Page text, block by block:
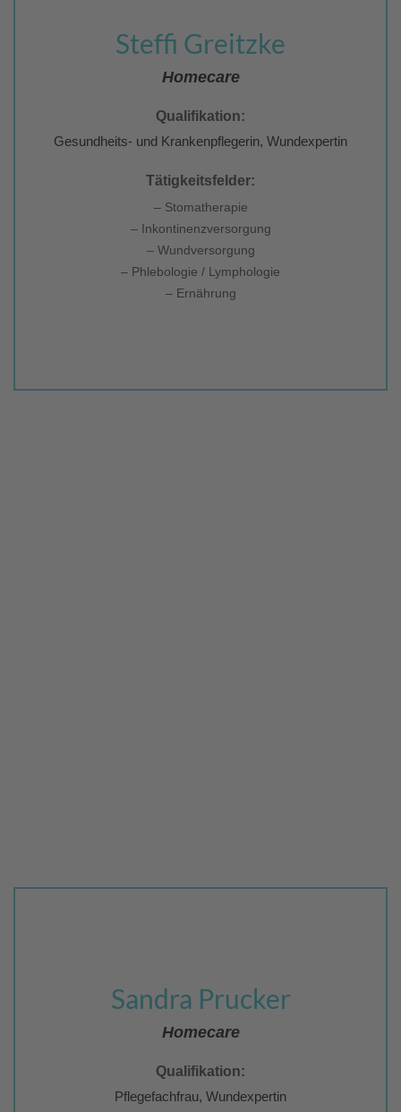
Steffi Greitzke
Homecare
Qualifikation:
Gesundheits- und Krankenpflegerin, Wundexpertin
Tätigkeitsfelder:
– Stomatherapie
– Inkontinenzversorgung
– Wundversorgung
– Phlebologie / Lymphologie
– Ernährung
Sandra Prucker
Homecare
Qualifikation:
Pflegefachfrau, Wundexpertin